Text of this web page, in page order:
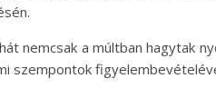
nemcsak a múltban hagytak
szempontok